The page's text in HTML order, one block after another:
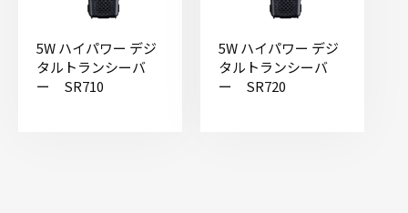
5W ハイパワー デジ
タルトランシーバ
ー SR710
5W ハイパワー デジ
タルトランシーバ
ー SR720